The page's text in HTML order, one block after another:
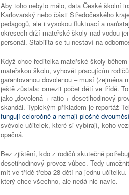
Aby toho nebylo málo, data České školní
Karlovarský nebo části Středočeského
pedagogů, ale i vysokou fluktuací a
okresech drží mateřské školy nad vodou
personál. Stabilita se tu nestaví na
Když chce ředitelka mateřské školy
mateřskou školu, vyhovět pracujícím
garantovanou dovolenou – musí (zejména
ještě zůstala: omezit počet dětí ve třídě.
jako „dovolená + ratio + desetihodinový
skandál. Typickým příkladem je reportáž
fungují celoročně a nemají plošné
svévole učitelek, které si vybírají, koho
opačná.
Bez zjištění, kdo z rodičů skutečně
desetihodinový provoz vůbec. Tedy
mít ve třídě třeba 28 dětí na jednu
který chce všechno, ale nedá nic navíc.